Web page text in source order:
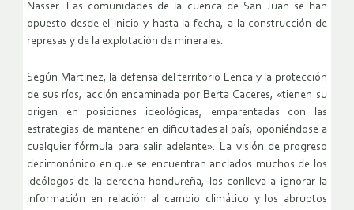
Nasser. Las comunidades de la cuenca de San Juan se han
opuesto desde el inicio y hasta la fecha, a la construcción de
represas y de la explotación de minerales.
Según Martinez, la defensa del territorio Lenca y la protección
de sus ríos, acción encaminada por Berta Caceres, «tienen su
origen en posiciones ideológicas, emparentadas con las
estrategias de mantener en dificultades al país, oponiéndose a
cualquier fórmula para salir adelante». La visión de progreso
decimonónico en que se encuentran anclados muchos de los
ideólogos de la derecha hondureña, los conlleva a ignorar la
información en relación al cambio climático y los abruptos